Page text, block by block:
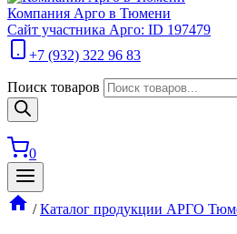
Компания Арго в Тюмени
Сайт участника Арго: ID 197479
+7 (932) 322 96 83
Поиск товаров
0
/ Каталог продукции АРГО